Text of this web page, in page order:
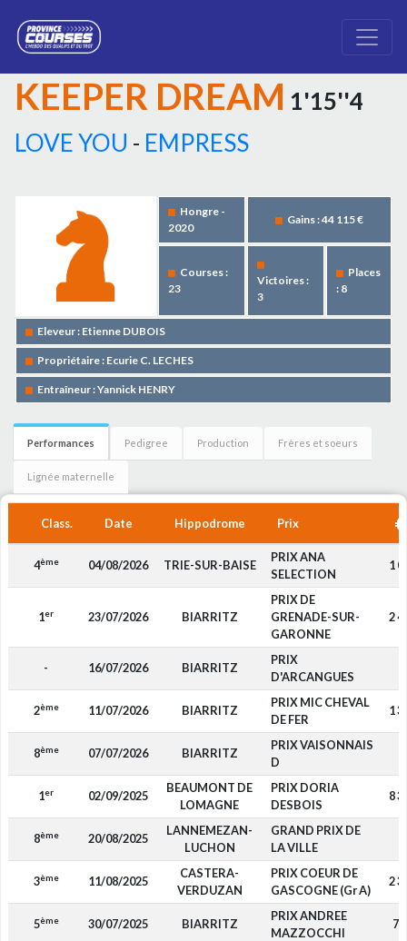
KEEPER DREAM 1'15''4
LOVE YOU - EMPRESS
Hongre -
2020
Gains : 44 115 €
Courses :
23
Victoires :
3
Places
: 8
Eleveur : Etienne DUBOIS
Propriétaire : Ecurie C. LECHES
Entraîneur : Yannick HENRY
Performances Pedigree Production Frères et soeurs
Lignée maternelle
Class. Date Hippodrome Prix
4ème 04/08/2026 TRIE-SUR-BAISE
PRIX ANA
SELECTION
1
1er 23/07/2026 BIARRITZ
PRIX DE
GRENADE-SUR-
GARONNE
2
- 16/07/2026 BIARRITZ
PRIX
D'ARCANGUES
2ème 11/07/2026 BIARRITZ
PRIX MIC CHEVAL
DE FER
1
8ème 07/07/2026 BIARRITZ
PRIX VAISONNAIS
D
1er 02/09/2025
BEAUMONT DE
LOMAGNE
PRIX DORIA
DESBOIS
8
8ème 20/08/2025
LANNEMEZAN-
LUCHON
GRAND PRIX DE
LA VILLE
3ème 11/08/2025
CASTERA-
VERDUZAN
PRIX COEUR DE
GASCOGNE (Gr A)
2
5ème 30/07/2025 BIARRITZ
PRIX ANDREE
MAZZOCCHI